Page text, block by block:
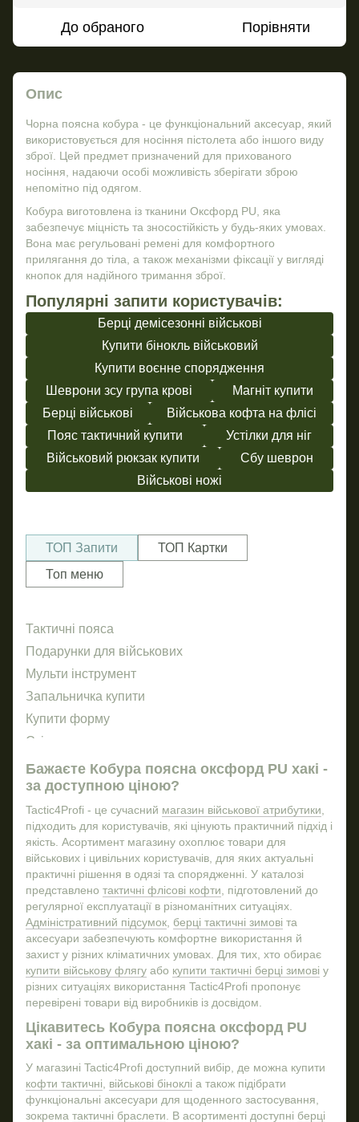
До обраного Порівняти
Опис
Чорна поясна кобура - це функціональний аксесуар, який
використовується для носіння пістолета або іншого виду
зброї. Цей предмет призначений для прихованого
носіння, надаючи особі можливість зберігати зброю
непомітно під одягом.
Кобура виготовлена із тканини Оксфорд PU, яка
забезпечує міцність та зносостійкість у будь-яких умовах.
Вона має регульовані ремені для комфортного
прилягання до тіла, а також механізми фіксації у вигляді
кнопок для надійного тримання зброї.
Популярні запити користувачів:
Берці демісезонні військові
Купити бінокль військовий
Купити воєнне спорядження
Шеврони зсу група крові
Магніт купити
Берці військові
Військова кофта на флісі
Пояс тактичний купити
Устілки для ніг
Військовий рюкзак купити
Сбу шеврон
Військові ножі
ТОП Запити
ТОП Картки
Топ меню
Тактичні пояса
Подарунки для військових
Мульти інструмент
Запальничка купити
Купити форму
Стікери
Худі тактичне
Флісові кофти
Купити брелки
Купити тактичні навушники військові
Бейсболка зсу
Купити військову флягу
Купити військовий браслет
Купити флісові кофти
Бойова сорочка зсу купити
Берці військові літні
Купить тактичні навушники
Погоні
Військові куртки
Купити військове спорядження
Шкіряні шеврони
Бойова сорочка зсу
Бажаєте Кобура поясна оксфорд PU хакі -
за доступною ціною?
Tactic4Profi - це сучасний магазин військової атрибутики
підходить для користувачів, які цінують практичний підхід і
якість. Асортимент магазину охоплює товари для
військових і цивільних користувачів, для яких актуальні
практичні рішення в одязі та спорядженні. У каталозі
представлено тактичні флісові кофти , підготовлений до
регулярної експлуатації в різноманітних ситуаціях.
Адміністративний підсумок берці тактичні зимові та
аксесуари забезпечують комфортне використання й
захист у різних кліматичних умовах. Для тих, хто обирає
купити військову флягу або купити тактичні берці зимові у
різних ситуаціях використання Tactic4Profi пропонує
перевірені товари від виробників із досвідом.
Цікавитесь Кобура поясна оксфорд PU
хакі - за оптимальною ціною?
У магазині Tactic4Profi доступний вибір, де можна купити
кофти тактичні
військові біноклі а також підібрати
функціональні аксесуари для щоденного застосування,
зокрема тактичні браслети . В асортименті доступні берці